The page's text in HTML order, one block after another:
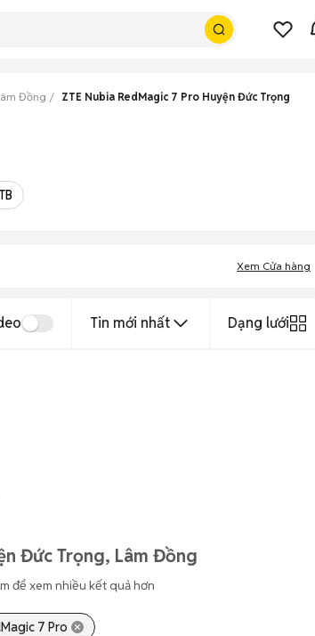
Đồng ZTE Nubia RedMagic 7 Pro Huyện Đức Trọng
Xem Cửa hàng
Tin mới nhất Dạng lưới
Đức Trọng, Lâm Đồng
để xem nhiều kết quả hơn
7 Pro